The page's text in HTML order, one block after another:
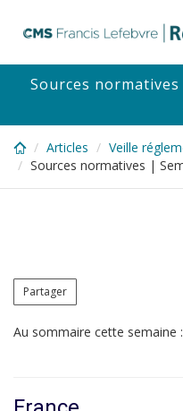
content
Sources
Articles
Veille
Sources normatives |
Partager
Au sommaire cette semaine :